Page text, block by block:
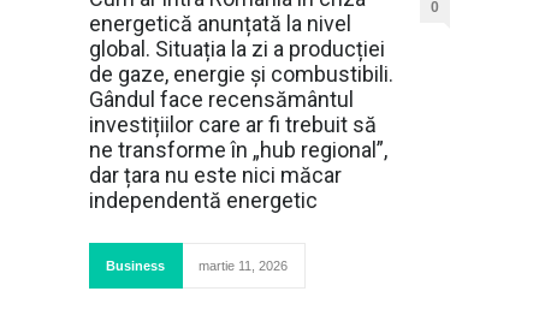
energetică anunțată la nivel
global. Situația la zi a producției
de gaze, energie și combustibili.
Gândul face recensământul
investițiilor care ar fi trebuit să
ne transforme în „hub regional”,
dar țara nu este nici măcar
independentă energetic
0
Business martie 11, 2026